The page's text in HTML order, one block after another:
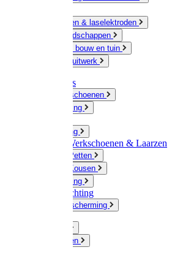
Slijpschijven & laselektroden
Handgereedschappen
IJzerwaren bouw en tuin
Hang en sluitwerk
Disposables
Werkhandschoenen
Regenkleding
Werkkleding
Wandel-/ Werkschoenen & Laarzen
Hoeden / Petten
Sokken / Kousen
Winterkleding
Winkelinrichting
Gelaatsbescherming
Knaagdieren